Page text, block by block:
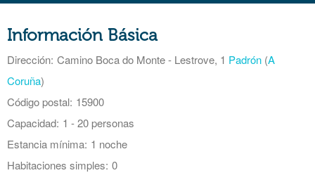
Información Básica
Dirección: Camino Boca do Monte - Lestrove, 1 Padrón (A
Coruña)
Código postal: 15900
Capacidad: 1 - 20 personas
Estancia mínima: 1 noche
Habitaciones simples: 0